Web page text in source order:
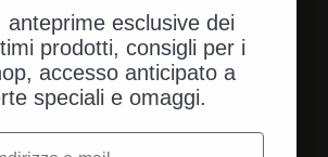
anteprime esclusive dei
prodotti, consigli per i
accesso anticipato a
speciali e omaggi.